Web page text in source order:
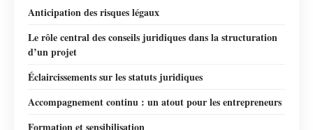
Anticipation des risques légaux
Le rôle central des conseils juridiques dans la structuration
d’un projet
Éclaircissements sur les statuts juridiques
Accompagnement continu : un atout pour les entrepreneurs
Formation et sensibilisation